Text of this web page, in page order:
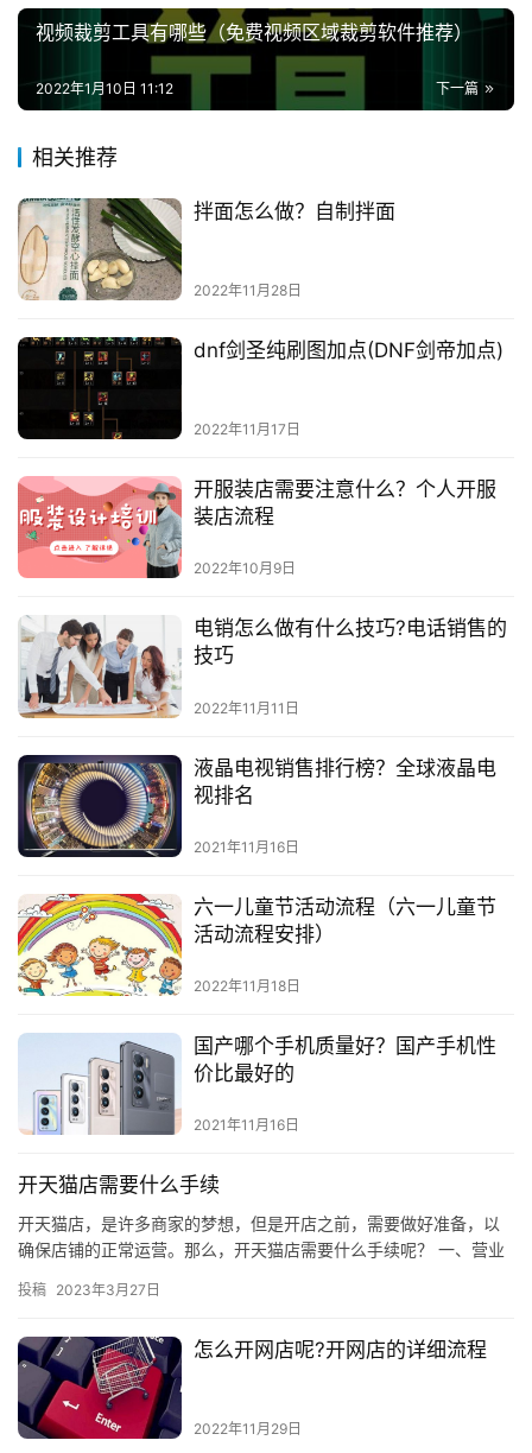
视频裁剪工具有哪些（免费视频区域裁剪软件推荐）
下一篇
2022年1月10日 11:12
相关推荐
拌面怎么做？自制拌面
2022年11月28日
dnf剑圣纯刷图加点(DNF剑帝加点)
2022年11月17日
开服装店需要注意什么？个人开服
装店流程
2022年10月9日
电销怎么做有什么技巧?电话销售的
技巧
2022年11月11日
液晶电视销售排行榜？全球液晶电
视排名
2021年11月16日
六一儿童节活动流程（六一儿童节
活动流程安排）
2022年11月18日
国产哪个手机质量好？国产手机性
价比最好的
2021年11月16日
开天猫店需要什么手续
开天猫店，是许多商家的梦想，但是开店之前，需要做好准备，以
确保店铺的正常运营。那么，开天猫店需要什么手续呢？ 一、营业
的…
投稿 2023年3月27日
怎么开网店呢?开网店的详细流程
2022年11月29日